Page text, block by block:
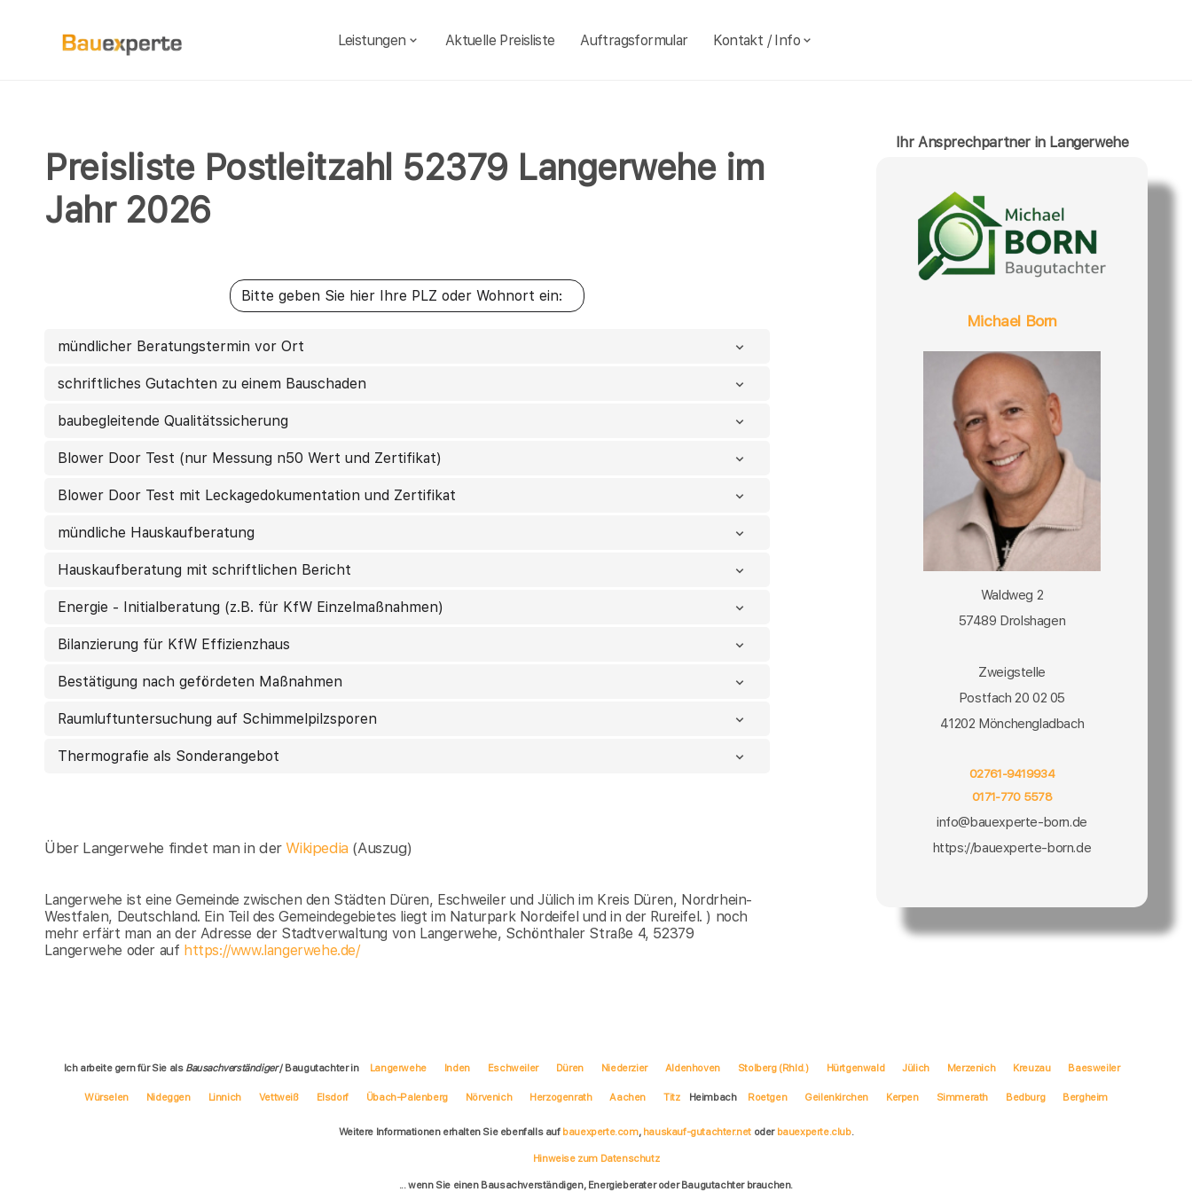
Leistungen Aktuelle Preisliste Auftragsformular Kontakt / Info
Preisliste Postleitzahl 52379 Langerwehe im
Jahr 2026
mündlicher Beratungstermin vor Ort
schriftliches Gutachten zu einem Bauschaden
baubegleitende Qualitätssicherung
Blower Door Test (nur Messung n50 Wert und Zertifikat)
Blower Door Test mit Leckagedokumentation und Zertifikat
mündliche Hauskaufberatung
Hauskaufberatung mit schriftlichen Bericht
Energie - Initialberatung (z.B. für KfW Einzelmaßnahmen)
Bilanzierung für KfW Effizienzhaus
Bestätigung nach gefördeten Maßnahmen
Raumluftuntersuchung auf Schimmelpilzsporen
Thermografie als Sonderangebot
Über Langerwehe findet man in derWikipedia (Auszug)
Langerwehe ist eine Gemeinde zwischen den Städten Düren, Eschweiler und Jülich im Kreis Düren, Nordrhein-
Westfalen, Deutschland. Ein Teil des Gemeindegebietes liegt im Naturpark Nordeifel und in der Rureifel. ) noch
mehr erfärt man an der Adresse der Stadtverwaltung von Langerwehe, Schönthaler Straße 4, 52379
Langerwehe oder auf https://www.langerwehe.de/
Ihr Ansprechpartner in Langerwehe
Michael Born
Waldweg 2
57489 Drolshagen
Zweigstelle
Postfach 20 02 05
41202 Mönchengladbach
02761-9419934
0171-770 5578
info@bauexperte-born.de
https://bauexperte-born.de
Ich arbeite gern für Sie als Bausachverständiger/ Baugutachter in Langerwehe Inden Eschweiler Düren Niederzier Aldenhoven Stolberg (Rhld.) Hürtgenwald Jülich Merzenich Kreuzau Baesweiler
Würselen Nideggen Linnich Vettweiß Elsdorf Übach-Palenberg Nörvenich Herzogenrath Aachen Titz Heimbach Roetgen Geilenkirchen Kerpen Simmerath Bedburg Bergheim
Weitere Informationen erhalten Sie ebenfalls auf bauexperte.com, hauskauf-gutachter.net oder bauexperte.club.
Hinweise zum Datenschutz
... wenn Sie einen Bausachverständigen, Energieberater oder Baugutachter brauchen.